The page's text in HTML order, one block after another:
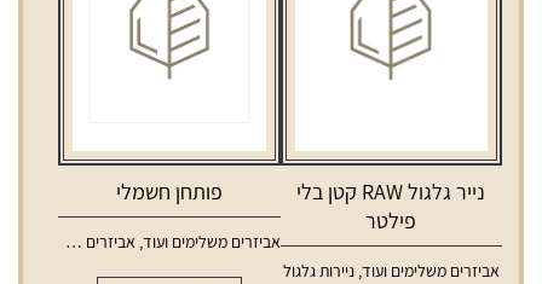
נייר גלגול RAW קטן בלי
פילטר
אביזרים משלימים ועוד,ניירות גלגול
פותחן חשמלי
אביזרים משלימים ועוד, אביזרים משלימים לאלכוהול